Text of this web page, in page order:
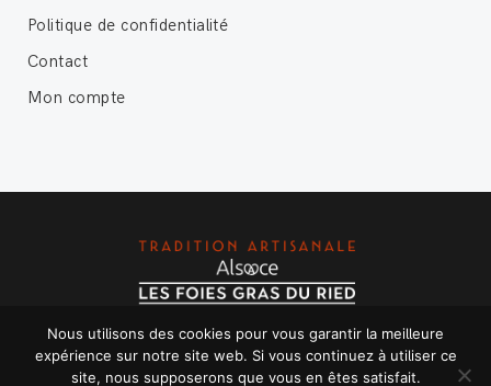
Politique de confidentialité
Contact
Mon compte
Copyright © 2020 Les foies gras du Ried - Tous droits
réservés.
Nous utilisons des cookies pour vous garantir la meilleure
expérience sur notre site web. Si vous continuez à utiliser ce
site, nous supposerons que vous en êtes satisfait.